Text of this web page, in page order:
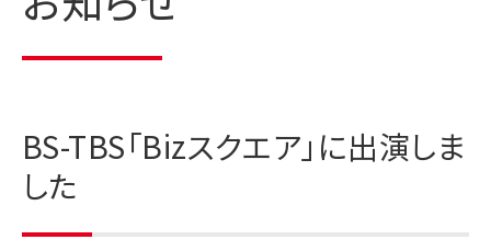
BS-TBS「Bizスクエア」に出演しま
した